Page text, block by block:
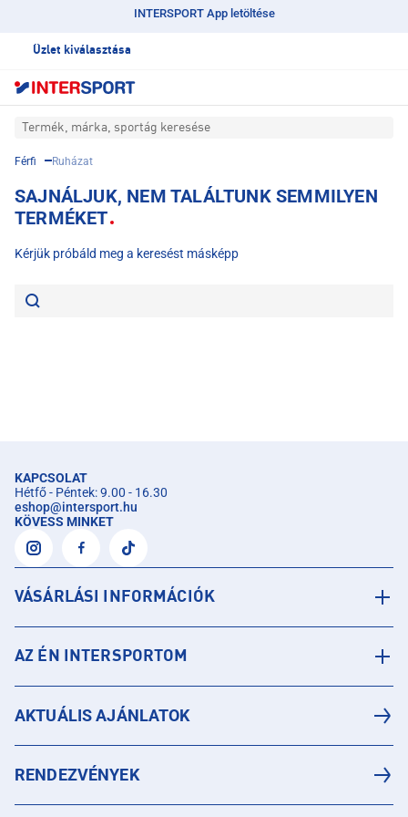
INTERSPORT App letöltése
Üzlet kiválasztása
Termék, márka, sportág keresése
Férfi Ruházat
SAJNÁLJUK, NEM TALÁLTUNK SEMMILYEN
TERMÉKET
Kérjük próbáld meg a keresést másképp
KAPCSOLAT
Hétfő - Péntek: 9.00 - 16.30
eshop@intersport.hu
KÖVESS MINKET
VÁSÁRLÁSI INFORMÁCIÓK
AZ ÉN INTERSPORTOM
AKTUÁLIS AJÁNLATOK
RENDEZVÉNYEK